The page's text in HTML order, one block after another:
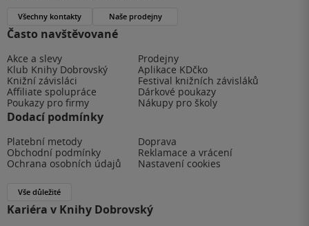
Často navštěvované
Akce a slevy
Prodejny
Klub Knihy Dobrovský
Aplikace KDčko
Knižní závisláci
Festival knižních závisláků
Affiliate spolupráce
Dárkové poukazy
Poukazy pro firmy
Nákupy pro školy
Dodací podmínky
Platební metody
Doprava
Obchodní podmínky
Reklamace a vrácení
Ochrana osobních údajů
Nastavení cookies
Vše důležité
Kariéra v Knihy Dobrovský
Všechny kontakty Naše prodejny